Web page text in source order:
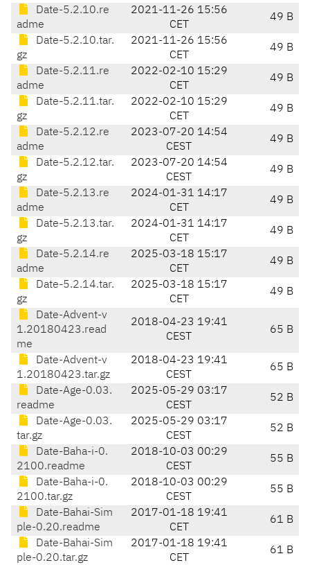
Date-5.2.10.re
adme
2021-11-26 15:56
CET
49 B
Date-5.2.10.tar.
gz
2021-11-26 15:56
CET
49 B
Date-5.2.11.re
adme
2022-02-10 15:29
CET
49 B
Date-5.2.11.tar.
gz
2022-02-10 15:29
CET
49 B
Date-5.2.12.re
adme
2023-07-20 14:54
CEST
49 B
Date-5.2.12.tar.
gz
2023-07-20 14:54
CEST
49 B
Date-5.2.13.re
adme
2024-01-31 14:17
CET
49 B
Date-5.2.13.tar.
gz
2024-01-31 14:17
CET
49 B
Date-5.2.14.re
adme
2025-03-18 15:17
CET
49 B
Date-5.2.14.tar.
gz
2025-03-18 15:17
CET
49 B
Date-Advent-v
1.20180423.read
me
2018-04-23 19:41
CEST
65 B
Date-Advent-v
1.20180423.tar.gz
2018-04-23 19:41
CEST
65 B
Date-Age-0.03.
readme
2025-05-29 03:17
CEST
52 B
Date-Age-0.03.
tar.gz
2025-05-29 03:17
CEST
52 B
Date-Baha-i-0.
2100.readme
2018-10-03 00:29
CEST
55 B
Date-Baha-i-0.
2100.tar.gz
2018-10-03 00:29
CEST
55 B
Date-Bahai-Sim
ple-0.20.readme
2017-01-18 19:41
CET
61 B
Date-Bahai-Sim
ple-0.20.tar.gz
2017-01-18 19:41
CET
61 B